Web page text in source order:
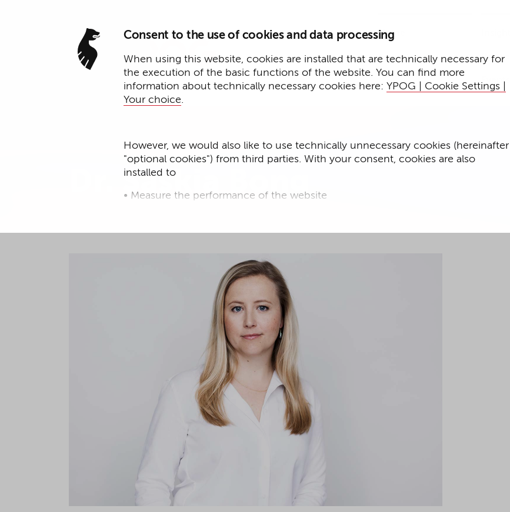
Consent to the use of cookies and data processing
When using this website, cookies are installed that are technically necessary for
the execution of the basic functions of the website. You can find more
information about technically necessary cookies here: YPOG | Cookie Settings |
Your choice.
However, we would also like to use technically unnecessary cookies (hereinafter
"optional cookies") from third parties. With your consent, cookies are also
installed to
• Measure the performance of the website
If you agree to all optional cookies being used for the previously mentioned
purposes, click "Accept all". Alternatively, click "Accept only technically necessary"
to reject all optional cookies.
By clicking on "Settings", you can individualize your choice of optional cookies.
You can revoke or change your consent or selection at any time by clicking on
button at the bottom of our website.
For more details, see the cookie settings and our
Home
Expertise Presse
Events
Associated Partner*
Dr. Saskia Bong